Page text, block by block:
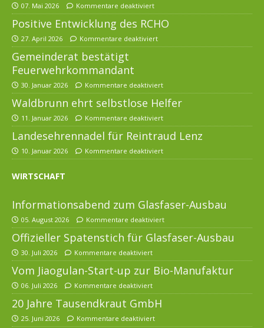
07. Mai 2026 Kommentare deaktiviert
Positive Entwicklung des RCHO
27. April 2026 Kommentare deaktiviert
Gemeinderat bestätigt
Feuerwehrkommandant
30. Januar 2026 Kommentare deaktiviert
Waldbrunn ehrt selbstlose Helfer
11. Januar 2026 Kommentare deaktiviert
Landesehrennadel für Reintraud Lenz
10. Januar 2026 Kommentare deaktiviert
WIRTSCHAFT
Informationsabend zum Glasfaser-Ausbau
05. August 2026 Kommentare deaktiviert
Offizieller Spatenstich für Glasfaser-Ausbau
30. Juli 2026 Kommentare deaktiviert
Vom Jiaogulan-Start-up zur Bio-Manufaktur
06. Juli 2026 Kommentare deaktiviert
20 Jahre Tausendkraut GmbH
25. Juni 2026 Kommentare deaktiviert